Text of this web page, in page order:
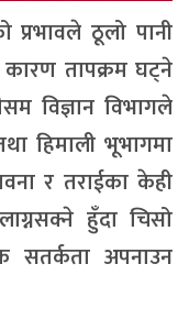
प्रभावले ठूलो पानी
कारण तापक्रम घट्ने
विज्ञान विभागले
हिमाली भूभागमा
र तराईका केही
हुँदा चिसो
अपनाउन